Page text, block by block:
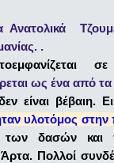
Ανατολικά
.
σε
ως ένα από τα
είναι βέβαιη.
υλοτόμος
των δασών
Άρτα. Πολλοί